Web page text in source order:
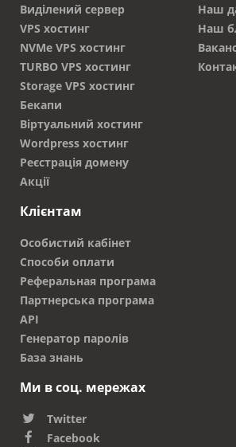
Виділений сервер
VPS хостинг
NVMe VPS хостинг
TURBO VPS хостинг
Storage VPS хостинг
Бекапи
Віртуальний хостинг
Wordpress хостинг
Реєстрація домену
Акції
Наш
Наш
Клієнтам
Особистий кабінет
Способи оплати
Реферальная програма
Партнерська програма
API
Генератор паролів
База знань
Ми в соц. мережах
Twitter
Facebook